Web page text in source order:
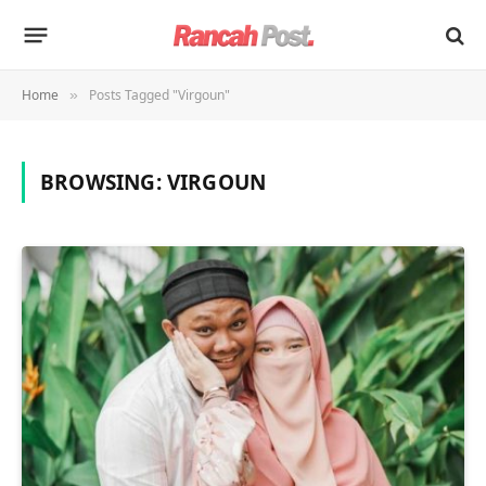
Home » Posts Tagged "Virgoun"
BROWSING:VIRGOUN